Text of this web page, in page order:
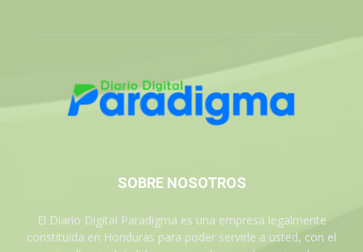
SOBRE NOSOTROS
El Diario Digital Paradigma es una empresa legalmente
constituida en Honduras para poder servirle a usted, con el